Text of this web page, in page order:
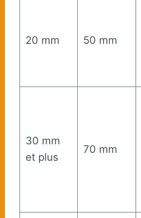
20 mm 50 mm
30 mm
et plus
70 mm